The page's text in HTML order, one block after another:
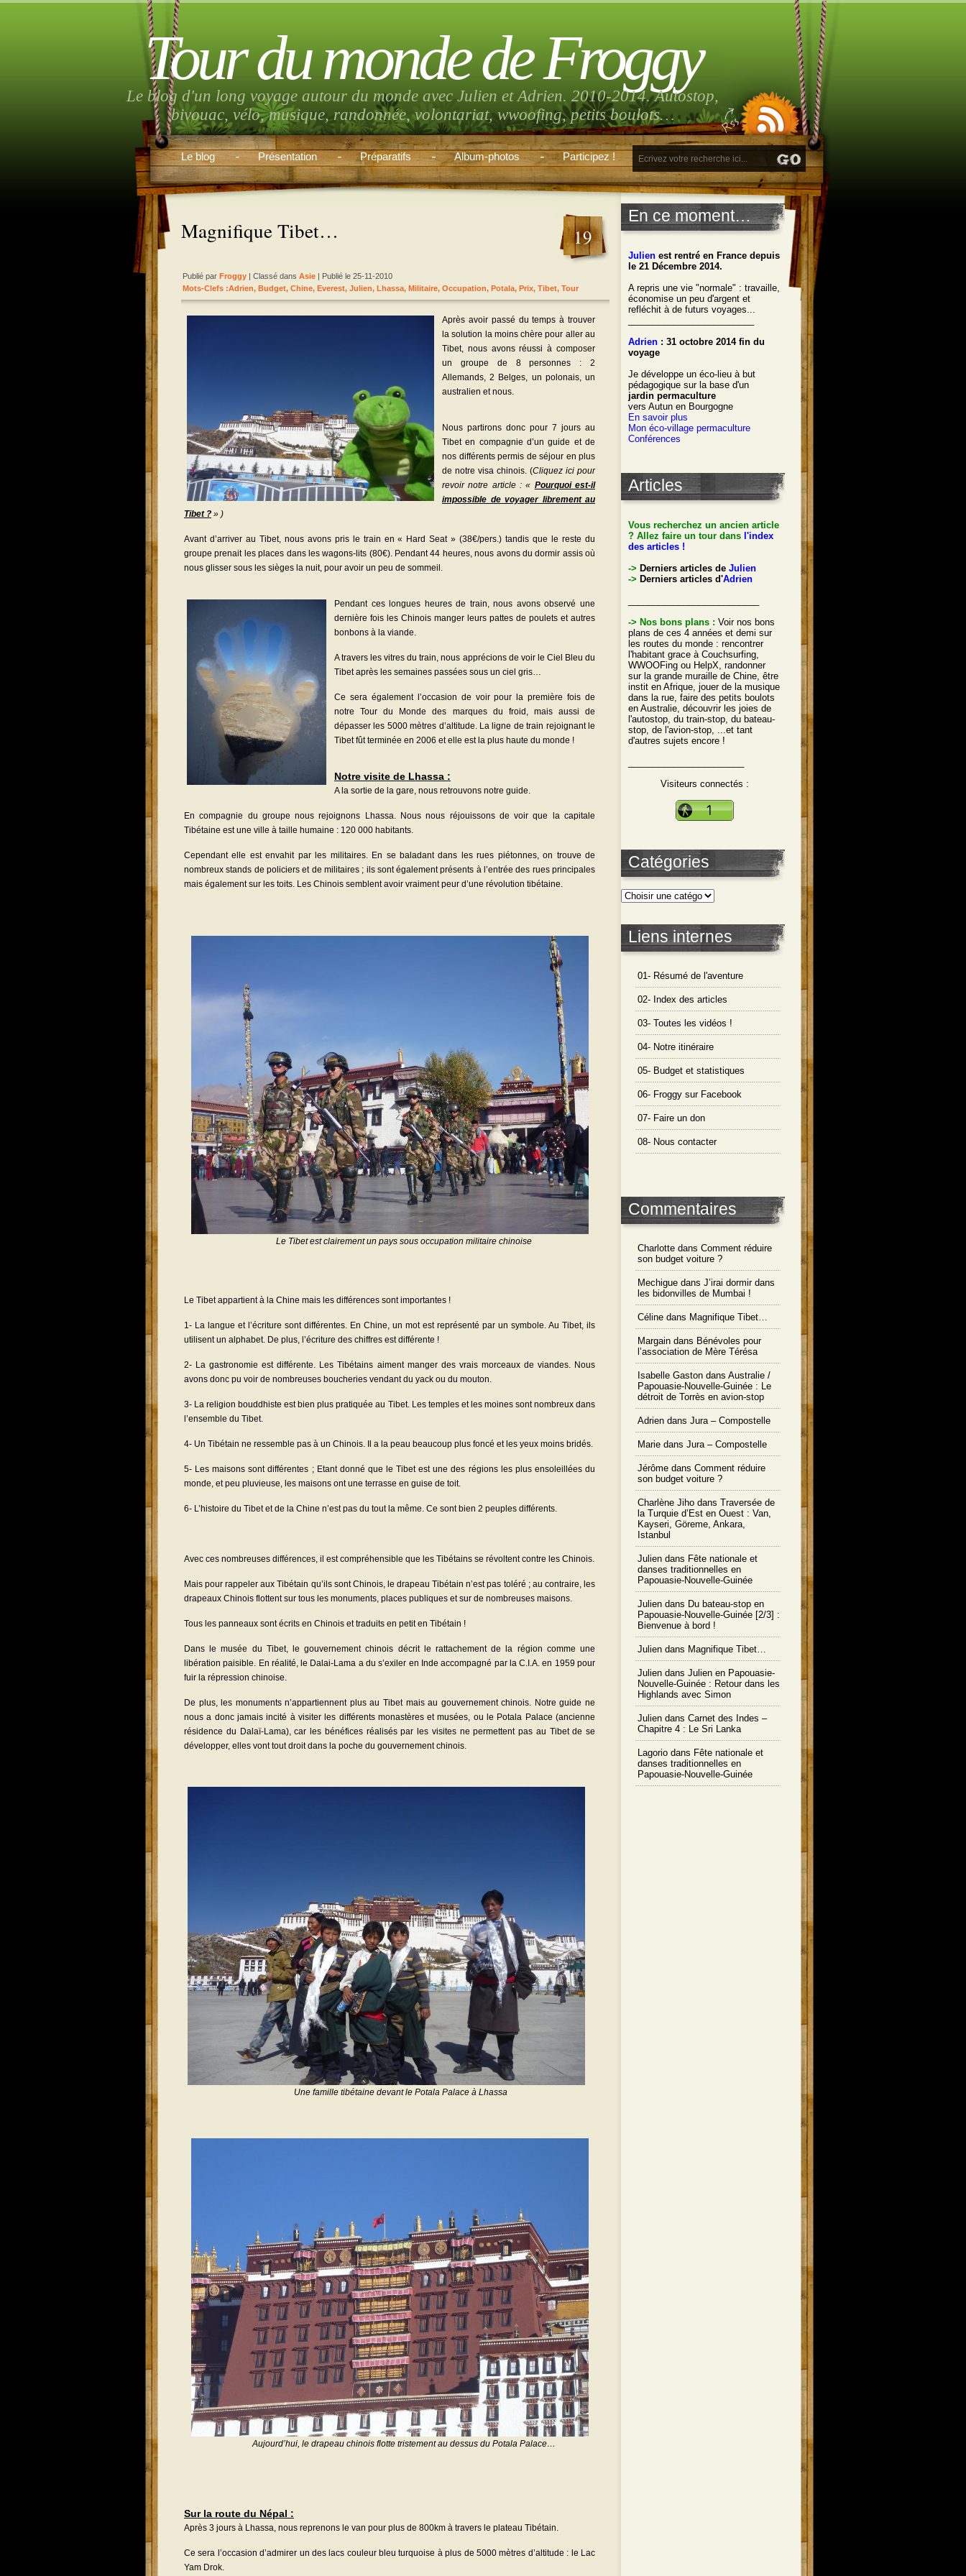
Tour du monde de Froggy
Le blog d'un long voyage autour du monde avec Julien et Adrien. 2010-2014. Autostop,
bivouac, vélo, musique, randonnée, volontariat, wwoofing, petits boulots…
Le blog Présentation Préparatifs Album-photos Participez !
Magnifique Tibet… 19
Publié par Froggy | Classé dans Asie | Publié le 25-11-2010
Mots-Clefs :Adrien, Budget, Chine, Everest, Julien, Lhassa, Militaire, Occupation, Potala, Prix, Tibet, Tour
Après avoir passé du temps à trouver
la solution la moins chère pour aller au
Tibet, nous avons réussi à composer
un groupe de 8 personnes : 2
Allemands, 2 Belges, un polonais, un
australien et nous.
Nous partirons donc pour 7 jours au
Tibet en compagnie d’un guide et de
nos différents permis de séjour en plus
de notre visa chinois. (Cliquez ici pour
revoir notre article : « Pourquoi est-il
impossible de voyager librement au
Tibet ? » )
Avant d’arriver au Tibet, nous avons pris le train en « Hard Seat » (38€/pers.) tandis que le reste du
groupe prenait les places dans les wagons-lits (80€). Pendant 44 heures, nous avons du dormir assis où
nous glisser sous les sièges la nuit, pour avoir un peu de sommeil.
Pendant ces longues heures de train, nous avons observé une
dernière fois les Chinois manger leurs pattes de poulets et autres
bonbons à la viande.
A travers les vitres du train, nous apprécions de voir le Ciel Bleu du
Tibet après les semaines passées sous un ciel gris…
Ce sera également l’occasion de voir pour la première fois de
notre Tour du Monde des marques du froid, mais aussi de
dépasser les 5000 mètres d’altitude. La ligne de train rejoignant le
Tibet fût terminée en 2006 et elle est la plus haute du monde !..
Notre visite de Lhassa :.
A la sortie de la gare, nous retrouvons notre guide.
En compagnie du groupe nous rejoignons Lhassa. Nous nous réjouissons de voir que la capitale
Tibétaine est une ville à taille humaine : 120 000 habitants.
Cependant elle est envahit par les militaires. En se baladant dans les rues piétonnes, on trouve de
nombreux stands de policiers et de militaires ; ils sont également présents à l’entrée des rues principales
mais également sur les toits. Les Chinois semblent avoir vraiment peur d’une révolution tibétaine.
Le Tibet est clairement un pays sous occupation militaire chinoise
.
Le Tibet appartient à la Chine mais les différences sont importantes !
1- La langue et l’écriture sont différentes. En Chine, un mot est représenté par un symbole. Au Tibet, ils
utilisent un alphabet. De plus, l’écriture des chiffres est différente !
2- La gastronomie est différente. Les Tibétains aiment manger des vrais morceaux de viandes. Nous
avons donc pu voir de nombreuses boucheries vendant du yack ou du mouton.
3- La religion bouddhiste est bien plus pratiquée au Tibet. Les temples et les moines sont nombreux dans
l’ensemble du Tibet.
4- Un Tibétain ne ressemble pas à un Chinois. Il a la peau beaucoup plus foncé et les yeux moins bridés.
5- Les maisons sont différentes ; Etant donné que le Tibet est une des régions les plus ensoleillées du
monde, et peu pluvieuse, les maisons ont une terrasse en guise de toit.
6- L’histoire du Tibet et de la Chine n’est pas du tout la même. Ce sont bien 2 peuples différents.
.
Avec ces nombreuses différences, il est compréhensible que les Tibétains se révoltent contre les Chinois.
Mais pour rappeler aux Tibétain qu’ils sont Chinois, le drapeau Tibétain n’est pas toléré ; au contraire, les
drapeaux Chinois flottent sur tous les monuments, places publiques et sur de nombreuses maisons.
Tous les panneaux sont écrits en Chinois et traduits en petit en Tibétain !
Dans le musée du Tibet, le gouvernement chinois décrit le rattachement de la région comme une
libération paisible. En réalité, le Dalai-Lama a du s’exiler en Inde accompagné par la C.I.A. en 1959 pour
fuir la répression chinoise.
De plus, les monuments n’appartiennent plus au Tibet mais au gouvernement chinois. Notre guide ne
nous a donc jamais incité à visiter les différents monastères et musées, ou le Potala Palace (ancienne
résidence du Dalaï-Lama), car les bénéfices réalisés par les visites ne permettent pas au Tibet de se
développer, elles vont tout droit dans la poche du gouvernement chinois.
.
Une famille tibétaine devant le Potala Palace à Lhassa
Aujourd’hui, le drapeau chinois flotte tristement au dessus du Potala Palace…
.
Sur la route du Népal :
Après 3 jours à Lhassa, nous reprenons le van pour plus de 800km à travers le plateau Tibétain.
Ce sera l’occasion d’admirer un des lacs couleur bleu turquoise à plus de 5000 mètres d’altitude : le Lac
Yam Drok.
En ce moment…
Julien est rentré en France depuis
le 21 Décembre 2014.
A repris une vie "normale" : travaille,
économise un peu d'argent et
refléchit à de futurs voyages...
Adrien : 31 octobre 2014 fin du
voyage
Je développe un éco-lieu à but
pédagogique sur la base d'un
jardin permaculture
vers Autun en Bourgogne
En savoir plus
Mon éco-village permaculture
Conférences
Articles
Vous recherchez un ancien article
? Allez faire un tour dans l'index
des articles !
-> Derniers articles de Julien
-> Derniers articles d'Adrien
-> Nos bons plans : Voir nos bons
plans de ces 4 années et demi sur
les routes du monde : rencontrer
l'habitant grace à Couchsurfing,
WWOOFing ou HelpX, randonner
sur la grande muraille de Chine, être
instit en Afrique, jouer de la musique
dans la rue, faire des petits boulots
en Australie, découvrir les joies de
l'autostop, du train-stop, du bateau-
stop, de l'avion-stop, ...et tant
d'autres sujets encore !
Visiteurs connectés :
Catégories
Liens internes
01- Résumé de l'aventure
02- Index des articles
03- Toutes les vidéos !
04- Notre itinéraire
05- Budget et statistiques
06- Froggy sur Facebook
07- Faire un don
08- Nous contacter
Commentaires
Charlotte dans Comment réduire
son budget voiture ?
Mechigue dans J’irai dormir dans
les bidonvilles de Mumbai !
Céline dans Magnifique Tibet…
Margain dans Bénévoles pour
l’association de Mère Térésa
Isabelle Gaston dans Australie /
Papouasie-Nouvelle-Guinée : Le
détroit de Torrès en avion-stop
Adrien dans Jura – Compostelle
Marie dans Jura – Compostelle
Jérôme dans Comment réduire
son budget voiture ?
Charlène Jiho dans Traversée de
la Turquie d’Est en Ouest : Van,
Kayseri, Göreme, Ankara,
Istanbul
Julien dans Fête nationale et
danses traditionnelles en
Papouasie-Nouvelle-Guinée
Julien dans Du bateau-stop en
Papouasie-Nouvelle-Guinée [2/3] :
Bienvenue à bord !
Julien dans Magnifique Tibet…
Julien dans Julien en Papouasie-
Nouvelle-Guinée : Retour dans les
Highlands avec Simon
Julien dans Carnet des Indes –
Chapitre 4 : Le Sri Lanka
Lagorio dans Fête nationale et
danses traditionnelles en
Papouasie-Nouvelle-Guinée